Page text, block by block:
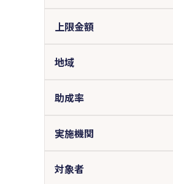
上限金額
地域
助成率
実施機関
対象者